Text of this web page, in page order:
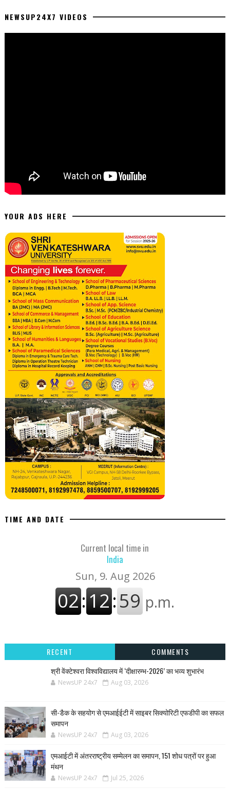
NEWSUP24X7 VIDEOS
YOUR ADS HERE
TIME AND DATE
Current local time in
India
RECENT
COMMENTS
श्री वेंक्टेश्वरा विश्वविद्यालय में ‘दीक्षारम्भ-2026’ का भव्य शुभारंभ
NewsUP 24x7 Aug 03, 2026
सी-डैक के सहयोग से एमआईईटी में साइबर सिक्योरिटी एफडीपी का सफल
समापन
NewsUP 24x7 Aug 03, 2026
एमआईटी में अंतरराष्ट्रीय सम्मेलन का समापन, 151 शोध पत्रों पर हुआ
मंथन
NewsUP 24x7 Jul 25, 2026